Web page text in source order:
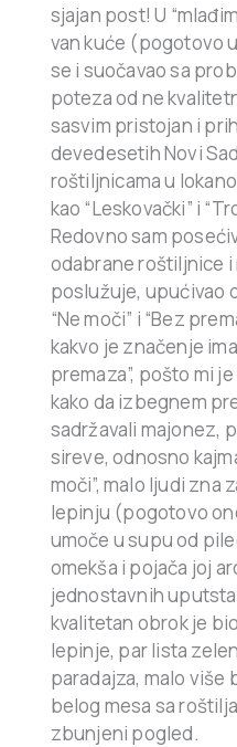
sjajan post! U
van kuće (pogotovo
se i suočavao sa
poteza od ne
sasvim pristojan i
devedesetih Novi
roštiljnicama u
kao “Leskovački” i
Redovno sam
odabrane roštiljnice
poslužuje, upućivao
“Ne moči” i “Bez
kakvo je značenje
premaza”, pošto mi
kako da izbegnem
sadržavali majonez,
sireve, odnosno
moči”, malo ljudi zna
lepinju (pogotovo
umoče u supu od
omekša i pojača joj
jednostavnih
kvalitetan obrok je
lepinje, par lista
paradajza, malo više
belog mesa sa
zbunjeni pogled.